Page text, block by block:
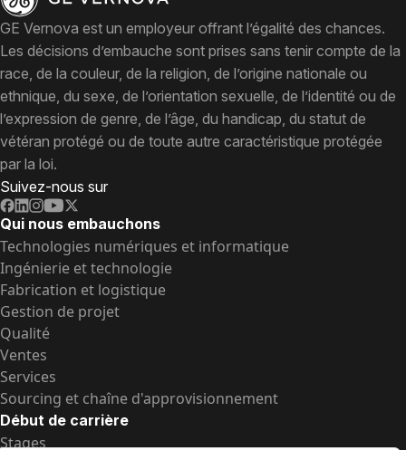
GE Vernova est un employeur offrant l’égalité des chances.
Les décisions d’embauche sont prises sans tenir compte de la
race, de la couleur, de la religion, de l’origine nationale ou
ethnique, du sexe, de l’orientation sexuelle, de l’identité ou de
l’expression de genre, de l’âge, du handicap, du statut de
vétéran protégé ou de toute autre caractéristique protégée
par la loi.
Suivez-nous sur
Qui nous embauchons
Technologies numériques et informatique
Ingénierie et technologie
Fabrication et logistique
Gestion de projet
Qualité
Ventes
Services
Sourcing et chaîne d'approvisionnement
Début de carrière
Stages